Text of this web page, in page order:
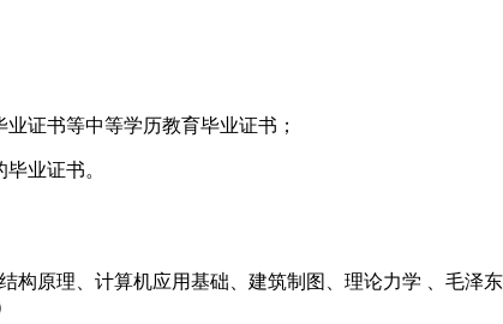
证书等中等学历教育毕业证书；
业证书。
构原理、计算机应用基础、建筑制图、理论力学 、毛泽